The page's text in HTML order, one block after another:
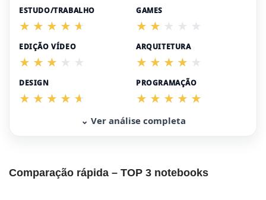
ESTUDO/TRABALHO GAMES
EDIÇÃO VÍDEO ARQUITETURA
DESIGN PROGRAMAÇÃO
⌄ Ver análise completa
Comparação rápida – TOP 3 notebooks